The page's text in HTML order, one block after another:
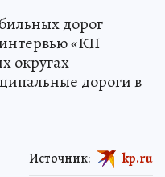
дорог
«КП
округах
дороги в
Источник: kp.ru